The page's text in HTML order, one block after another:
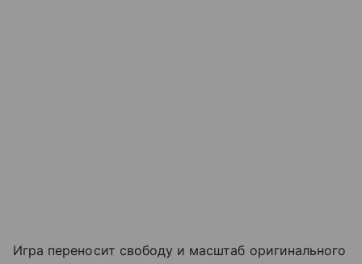
Игра переносит свободу и масштаб оригинального